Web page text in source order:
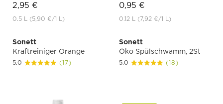
2,95 €
0.5 L (5,90 €/1 L)
0,95 €
0.12 L (7,92 €/1 L)
Sonett
Kraftreiniger Orange
5.0 (17)
Sonett
Öko Spülschwamm, 2St
5.0 (18)